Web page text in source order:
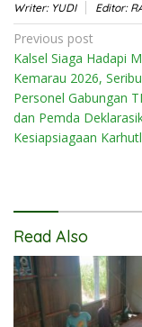
Writer: YUDI Editor:
Post
navigation
Previous post
Kalsel Siaga Hadapi
Kemarau 2026, Seribu
Personel Gabungan
dan Pemda
Kesiapsiagaan
Read Also